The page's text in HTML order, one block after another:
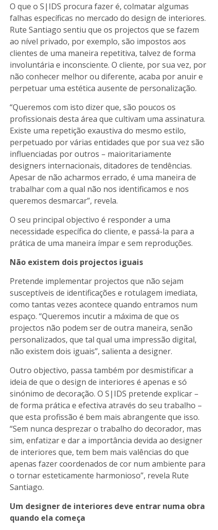
O que o S|IDS procura fazer é, colmatar algumas
falhas específicas no mercado do design de interiores.
Rute Santiago sentiu que os projectos que se fazem
ao nível privado, por exemplo, são impostos aos
clientes de uma maneira repetitiva, talvez de forma
involuntária e inconsciente. O cliente, por sua vez, por
não conhecer melhor ou diferente, acaba por anuir e
perpetuar uma estética ausente de personalização.
“Queremos com isto dizer que, são poucos os
profissionais desta área que cultivam uma assinatura.
Existe uma repetição exaustiva do mesmo estilo,
perpetuado por várias entidades que por sua vez são
influenciadas por outros – maioritariamente
designers internacionais, ditadores de tendências.
Apesar de não acharmos errado, é uma maneira de
trabalhar com a qual não nos identificamos e nos
queremos desmarcar”, revela.
O seu principal objectivo é responder a uma
necessidade específica do cliente, e passá-la para a
prática de uma maneira ímpar e sem reproduções.
Não existem dois projectos iguais
Pretende implementar projectos que não sejam
susceptíveis de identificações e rotulagem imediata,
como tantas vezes acontece quando entramos num
espaço. “Queremos incutir a máxima de que os
projectos não podem ser de outra maneira, senão
personalizados, que tal qual uma impressão digital,
não existem dois iguais”, salienta a designer.
Outro objectivo, passa também por desmistificar a
ideia de que o design de interiores é apenas e só
sinónimo de decoração. O S|IDS pretende explicar –
de forma prática e efectiva através do seu trabalho –
que esta profissão é bem mais abrangente que isso.
“Sem nunca desprezar o trabalho do decorador, mas
sim, enfatizar e dar a importância devida ao designer
de interiores que, tem bem mais valências do que
apenas fazer coordenados de cor num ambiente para
o tornar esteticamente harmonioso”, revela Rute
Santiago.
Um designer de interiores deve entrar numa obra
quando ela começa